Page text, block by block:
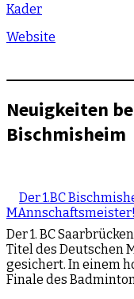
Kader
Website
Neuigkeiten
Bischmisheim
Der 1.BC
MAnnschaftsmeister!
Der 1. BC
Titel des Deutschen
gesichert. In einem
Finale des